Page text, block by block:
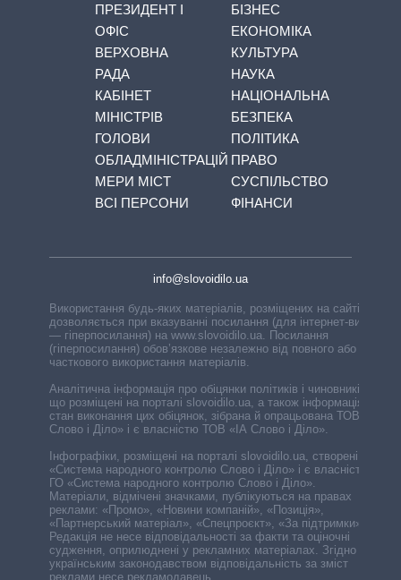
ПРЕЗИДЕНТ І
ОФІС
ВЕРХОВНА
РАДА
КАБІНЕТ
МІНІСТРІВ
ГОЛОВИ
ОБЛАДМІНІСТРАЦІЙ
МЕРИ МІСТ
ВСІ ПЕРСОНИ
БІЗНЕС
ЕКОНОМІКА
КУЛЬТУРА
НАУКА
НАЦІОНАЛЬНА
БЕЗПЕКА
ПОЛІТИКА
ПРАВО
СУСПІЛЬСТВО
ФІНАНСИ
info@slovoidilo.ua
Використання будь-яких матеріалів, розміщених на сайті,
дозволяється при вказуванні посилання (для інтернет-видань
— гіперпосилання) на www.slovoidilo.ua. Посилання
(гіперпосилання) обов’язкове незалежно від повного або
часткового використання матеріалів.
Аналітична інформація про обіцянки політиків і чиновників,
що розміщені на порталі slovoidilo.ua, а також інформація про
стан виконання цих обіцянок, зібрана й опрацьована ТОВ «ІА
Слово і Діло» і є власністю ТОВ «ІА Слово і Діло».
Інфографіки, розміщені на порталі slovoidilo.ua, створені ГО
«Система народного контролю Слово і Діло» і є власністю
ГО «Система народного контролю Слово і Діло».
Матеріали, відмічені значками, публікуються на правах
реклами: «Промо», «Новини компаній», «Позиція»,
«Партнерський матеріал», «Спецпроєкт», «За підтримки».
Редакція не несе відповідальності за факти та оціночні
судження, оприлюднені у рекламних матеріалах. Згідно з
українським законодавством відповідальність за зміст
реклами несе рекламодавець.